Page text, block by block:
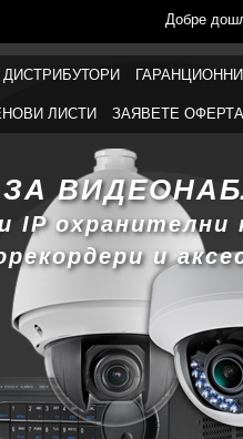
Добре
ДИСТРИБУТОРИ
ЛИСТИ ЗАЯВЕТЕ ОФЕРТА
IP охранителни
и